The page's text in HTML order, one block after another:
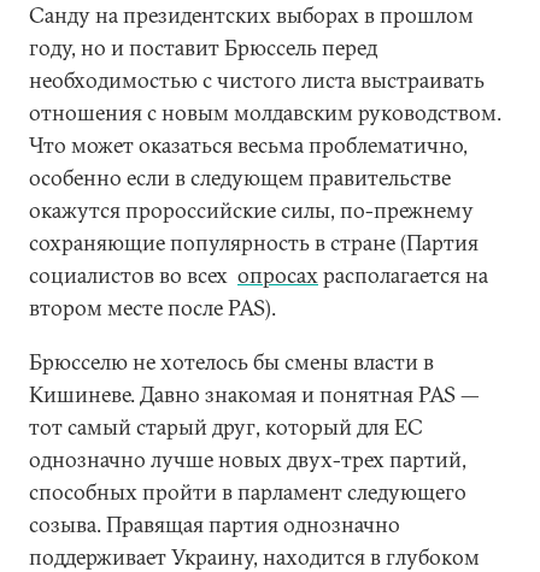
Санду на президентских выборах в прошлом
году, но и поставит Брюссель перед
необходимостью с чистого листа выстраивать
отношения с новым молдавским руководством.
Что может оказаться весьма проблематично,
особенно если в следующем правительстве
окажутся пророссийские силы, по-прежнему
сохраняющие популярность в стране (Партия
социалистов во всех опросахрасполагается на
втором месте после PAS).
Брюсселю не хотелось бы смены власти в
Кишиневе. Давно знакомая и понятная PAS —
тот самый старый друг, который для ЕС
однозначно лучше новых двух-трех партий,
способных пройти в парламент следующего
созыва. Правящая партия однозначно
поддерживает Украину, находится в глубоком